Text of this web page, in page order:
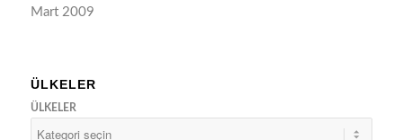
Mart 2009
ÜLKELER
ÜLKELER